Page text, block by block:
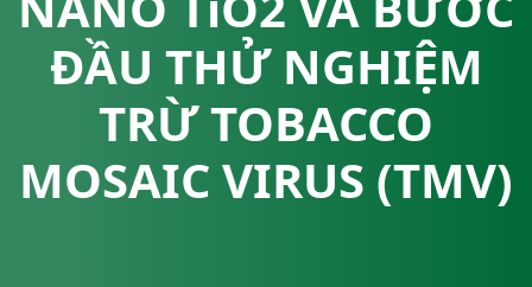
ĐẦU THỬ NGHIỆM
TRỪ TOBACCO
MOSAIC VIRUS (TMV)